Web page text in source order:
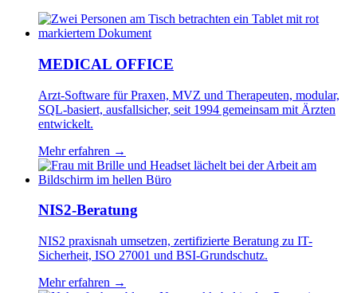
MEDICAL OFFICE
Arzt-Software für Praxen, MVZ und Therapeuten, modular,
SQL-basiert, ausfallsicher, seit 1994 gemeinsam mit Ärzten
entwickelt.
Mehr erfahren →
NIS2-Beratung
NIS2 praxisnah umsetzen, zertifizierte Beratung zu IT-
Sicherheit, ISO 27001 und BSI-Grundschutz.
Mehr erfahren →